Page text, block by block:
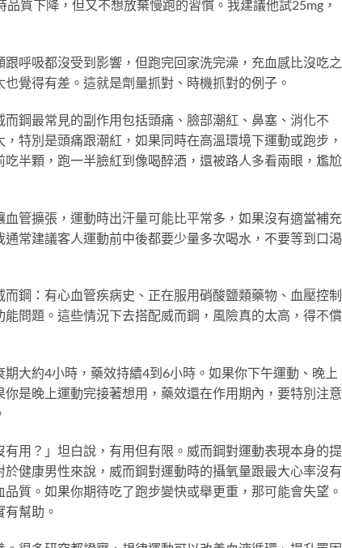
質下降，但又不想放棄慢跑的習慣。我建議他試25mg，
呼吸都沒受到影響，但跑完回家洗完澡，充血感比沒吃之
覺得有差。這就是劑量抓對、時機抓對的例子。
鋼最常見的副作用包括頭痛、臉部潮紅、鼻塞、消化不
特別是頭痛跟潮紅，如果同時在高溫環境下運動或跑步，
半顆，跑一半臉紅到像喝醉酒，還被路人多看兩眼，尷尬
管擴張，運動時出汗量可能比平常多，如果沒有適當補充
常建議客人運動前中後都要少量多次喝水，不要等到口渴
鋼：有心血管疾病史、正在服用硝酸鹽類藥物、血壓控制
問題。這些情況下去搭配威而鋼，風險真的太高，得不償
大約4小時，藥效持續4到6小時。如果你下午運動、晚上
是晚上運動完接著想用，藥效還在作用期內，要特別注意
用？」坦白說，有用但有限。威而鋼對運動表現本身的提
健康男性來說，威而鋼對運動時的攝氧量跟最大心率沒有
質。如果你期待吃了跑步變快或舉更重，那可能會失望。
幫助。